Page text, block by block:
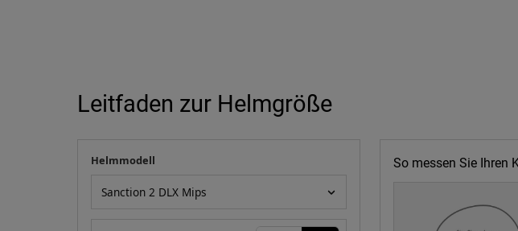
Leitfaden zur Helmgröße
So messen Sie Ihren
Ihre Messung
Helmmodell